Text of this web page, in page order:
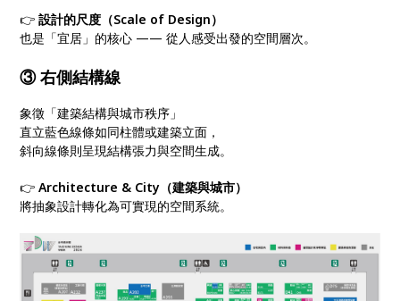
👉設計的尺度（Scale of Design）
也是「宜居」的核心 —— 從人感受出發的空間層次。
③ 右側結構線
象徵「建築結構與城市秩序」
直立藍色線條如同柱體或建築立面，
斜向線條則呈現結構張力與空間生成。
👉Architecture & City（建築與城市）
將抽象設計轉化為可實現的空間系統。